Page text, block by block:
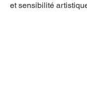
et sensibilité